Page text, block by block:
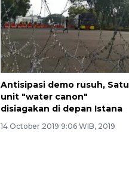
Antisipasi demo rusuh, Satu
unit "water canon"
disiagakan di depan Istana
14 October 2019 9:06 WIB, 2019